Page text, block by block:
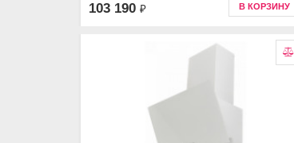
103 190 ₽ В КОРЗИНУ